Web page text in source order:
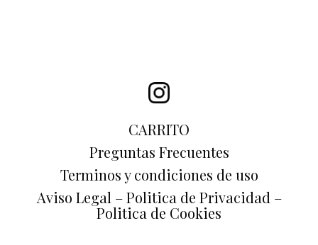
CARRITO
Preguntas Frecuentes
Terminos y condiciones de uso
Aviso Legal – Politica de Privacidad –
Politica de Cookies